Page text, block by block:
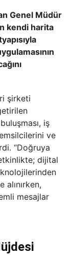
Genel Müdür
kendi harita
şirketi
iş
ve
“Doğruya
dijital
mesajlar